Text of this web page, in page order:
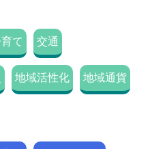
て 交通
地域活性化 地域通貨